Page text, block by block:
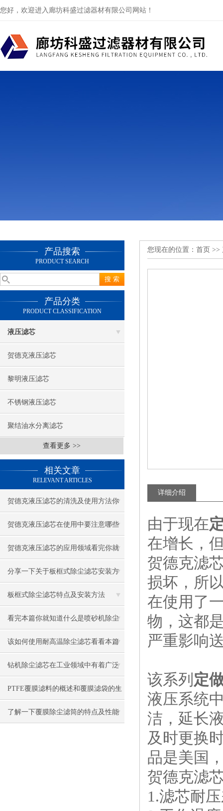
您好，欢迎进入廊坊科盛过滤器材有限公司网站！
产品搜索
PRODUCT SEARCH
产品分类
PRODUCT CLASSIFICATION
液压滤芯
贺德克液压滤芯
黎明液压滤芯
不锈钢液压滤芯
聚结油水分离滤芯
查看更多 >>
相关文章
RELEVANT ARTICLES
贺德克液压滤芯的清洗及使用方法你
知道么？
贺德克液压滤芯在使用中要注意哪些
问题呢？
贺德克液压滤芯的应用领域看完你就
知道了
分享一下关于板框式除尘滤芯安装方
法及用途
板框式除尘滤芯特点及安装方法
看完本篇你就知道什么是喷砂机除尘
滤芯了
该如何使用耐高温除尘滤芯看看本篇
吧
钻机除尘滤芯在工业领域中有着广泛
的运用
PTFE覆膜滤料的概述和覆膜滤袋的生
产过程
了解一下覆膜除尘滤筒的特点及性能
您现在的位置： 首页 >>
详细介绍
由于现在
在增长，
贺德克滤
损坏，所
在使用了
物，这都
严重影响
该系列 定
液压系统
洁，延长
及时更换
品是美国
贺德克
1.滤芯